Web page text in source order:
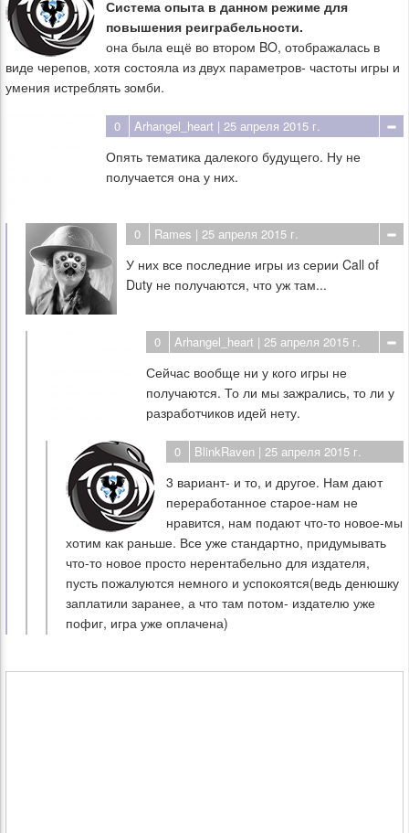
Система опыта в данном режиме для
повышения реиграбельности.
она была ещё во втором BO, отображалась в
виде черепов, хотя состояла из двух параметров- частоты игры и
умения истреблять зомби.
0 Arhangel_heart | 25 апреля 2015 г.
Опять тематика далекого будущего. Ну не
получается она у них.
0 Rames | 25 апреля 2015 г.
У них все последние игры из серии Call of
Duty не получаются, что уж там...
0 Arhangel_heart | 25 апреля 2015 г.
Сейчас вообще ни у кого игры не
получаются. То ли мы зажрались, то ли у
разработчиков идей нету.
0 BlinkRaven | 25 апреля 2015 г.
3 вариант- и то, и другое. Нам дают
переработанное старое-нам не
нравится, нам подают что-то новое-мы
хотим как раньше. Все уже стандартно, придумывать
что-то новое просто нерентабельно для издателя,
пусть пожалуются немного и успокоятся(ведь денюшку
заплатили заранее, а что там потом- издателю уже
пофиг, игра уже оплачена)